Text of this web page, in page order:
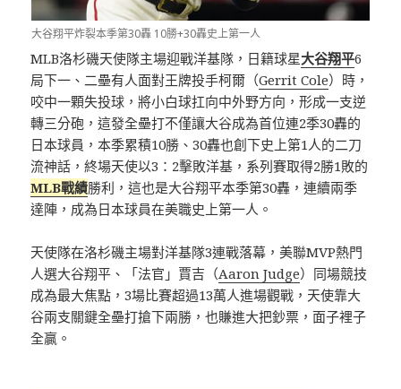
大谷翔平炸裂本季第30轟 10勝+30轟史上第一人
MLB洛杉磯天使隊主場迎戰洋基隊，日籍球星大谷翔平6
局下一、二壘有人面對王牌投手柯爾（Gerrit Cole）時，
咬中一顆失投球，將小白球扛向中外野方向，形成一支逆
轉三分砲，這發全壘打不僅讓大谷成為首位連2季30轟的
日本球員，本季累積10勝、30轟也創下史上第1人的二刀
流神話，終場天使以3：2擊敗洋基，系列賽取得2勝1敗的
MLB戰績勝利，這也是大谷翔平本季第30轟，連續兩季
達陣，成為日本球員在美職史上第一人。
天使隊在洛杉磯主場對洋基隊3連戰落幕，美聯MVP熱門
人選大谷翔平、「法官」賈吉（Aaron Judge）同場競技
成為最大焦點，3場比賽超過13萬人進場觀戰，天使靠大
谷兩支關鍵全壘打搶下兩勝，也賺進大把鈔票，面子裡子
全贏。